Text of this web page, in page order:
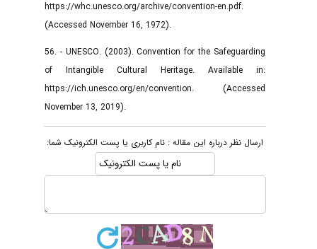
https://whc.unesco.org/archive/convention-en.pdf.
(Accessed November 16, 1972).
56. - UNESCO. (2003). Convention for the Safeguarding
of Intangible Cultural Heritage. Available in:
https://ich.unesco.org/en/convention. (Accessed
November 13, 2019).
ارسال نظر درباره این مقاله : نام کاربری یا پست الکترونیک شما: